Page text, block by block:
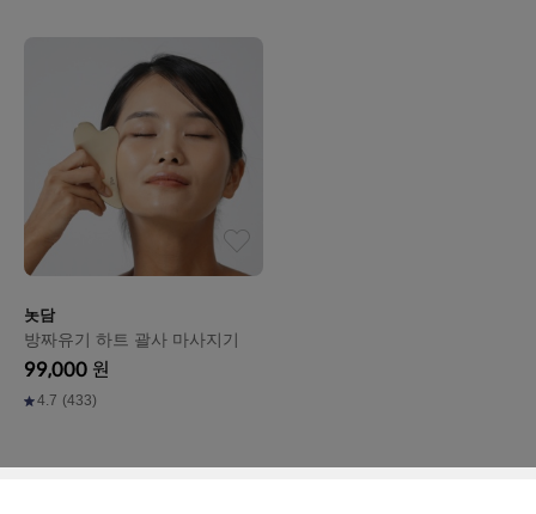
놋담
방짜유기 하트 괄사 마사지기
99,000 원
4.7 (433)